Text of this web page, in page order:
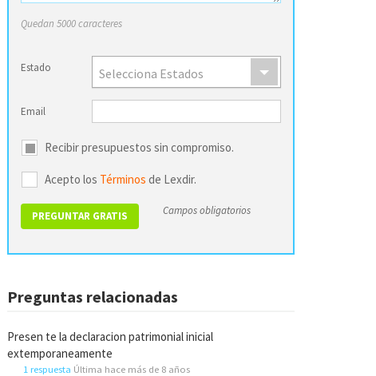
Quedan 5000 caracteres
Estado Selecciona Estados
Email
Recibir presupuestos sin compromiso.
Acepto los Términos de Lexdir.
Campos obligatorios
Preguntas relacionadas
Presen te la declaracion patrimonial inicial
extemporaneamente
1 respuesta Última hace más de 8 años